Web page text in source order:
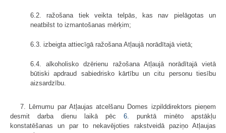
6.2. ražošana tiek veikta telpās, kas nav pielāgotas un
neatbilst to izmantošanas mērķim;
6.3. izbeigta attiecīgā ražošana Atļaujā norādītajā vietā;
6.4. alkoholisko dzērienu ražošana Atļaujā norādītajā vietā
būtiski apdraud sabiedrisko kārtību un citu personu tiesību
aizsardzību.
7. Lēmumu par Atļaujas atcelšanu Domes izpilddirektors pieņem
desmit darba dienu laikā pēc 6.
punktā minēto apstākļu
konstatēšanas un par to nekavējoties rakstveidā paziņo Atļaujas